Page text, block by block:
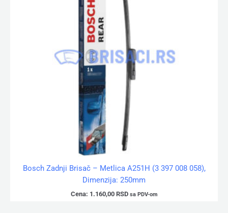
Bosch Zadnji Brisač – Metlica A251H (3 397 008 058),
Dimenzija: 250mm
Cena: 1.160,00 RSD sa PDV-om